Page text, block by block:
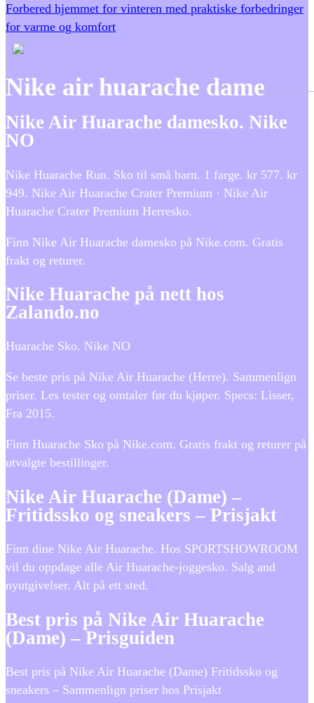
Forbered hjemmet for vinteren med praktiske forbedringer
for varme og komfort
Nike air huarache dame
Nike Air Huarache damesko. Nike
NO
Nike Huarache Run. Sko til små barn. 1 farge. kr 577. kr
949. Nike Air Huarache Crater Premium · Nike Air
Huarache Crater Premium Herresko.
Finn Nike Air Huarache damesko på Nike.com. Gratis
frakt og returer.
Nike Huarache på nett hos
Zalando.no
Huarache Sko. Nike NO
Se beste pris på Nike Air Huarache (Herre). Sammenlign
priser. Les tester og omtaler før du kjøper. Specs: Lisser,
Fra 2015.
Finn Huarache Sko på Nike.com. Gratis frakt og returer på
utvalgte bestillinger.
Nike Air Huarache (Dame) –
Fritidssko og sneakers – Prisjakt
Finn dine Nike Air Huarache. Hos SPORTSHOWROOM
vil du oppdage alle Air Huarache-joggesko. Salg and
nyutgivelser. Alt på ett sted.
Best pris på Nike Air Huarache
(Dame) – Prisguiden
Best pris på Nike Air Huarache (Dame) Fritidssko og
sneakers – Sammenlign priser hos Prisjakt